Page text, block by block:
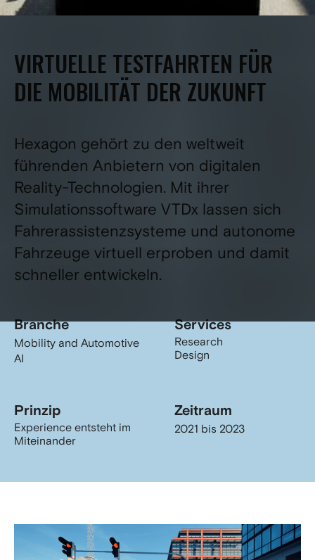
VIRTUELLE TESTFAHRTEN FÜR
DIE MOBILITÄT DER ZUKUNFT
Hexagon gehört zu den weltweit
führenden Anbietern von digitalen
Reality-Technologien. Mit ihrer
Simulationssoftware VTDx lassen sich
Fahrerassistenzsysteme und autonome
Fahrzeuge virtuell erproben und damit
schneller entwickeln.
Branche
Mobility and Automotive
AI
Services
Research
Design
Prinzip
Experience entsteht im
Miteinander
Zeitraum
2021 bis 2023